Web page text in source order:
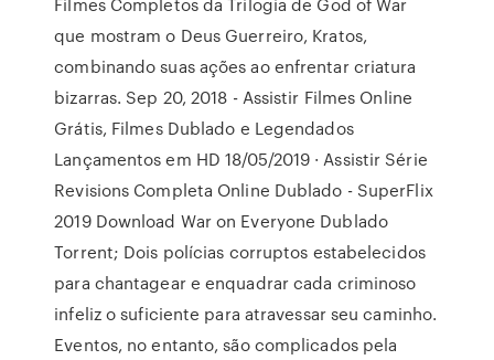
que mostram o Deus Guerreiro, Kratos,
combinando suas ações ao enfrentar criatura
bizarras. Sep 20, 2018 - Assistir Filmes Online
Grátis, Filmes Dublado e Legendados
Lançamentos em HD 18/05/2019 · Assistir Série
Revisions Completa Online Dublado - SuperFlix
2019 Download War on Everyone Dublado
Torrent; Dois polícias corruptos estabelecidos
para chantagear e enquadrar cada criminoso
infeliz o suficiente para atravessar seu caminho.
Eventos, no entanto, são complicados pela